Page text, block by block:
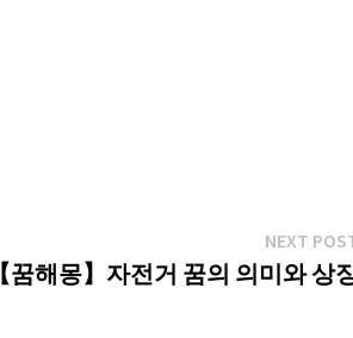
NEXT
【꿈해몽】자전거 꿈의 의미와 상